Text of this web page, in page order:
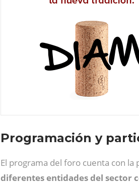
Programación y
El programa del foro cuenta con
diferentes entidades del sector